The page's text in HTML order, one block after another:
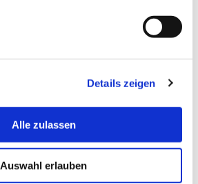
Details zeigen
Alle zulassen
Auswahl erlauben